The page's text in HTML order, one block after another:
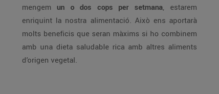
mengem un o dos cops per setmana, estarem
enriquint la nostra alimentació. Això ens aportarà
molts beneficis que seran màxims si ho combinem
amb una dieta saludable rica amb altres aliments
d’origen vegetal.